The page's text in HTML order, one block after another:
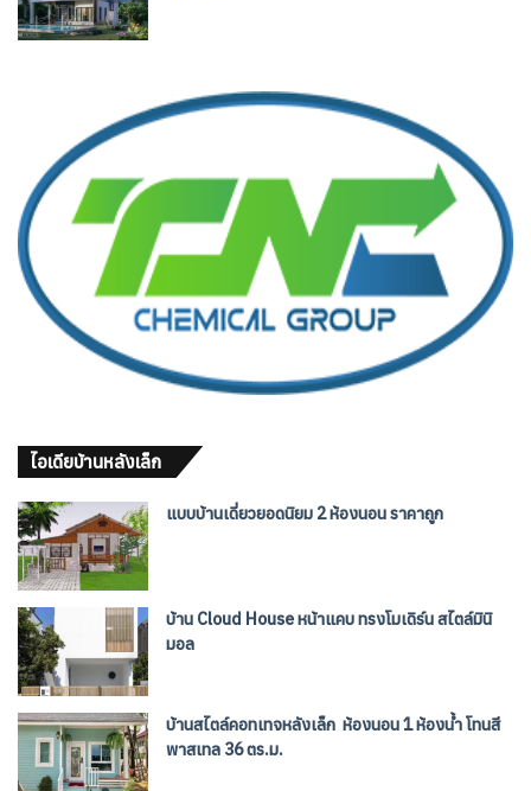
ไอเดียบ้านหลังเล็ก
แบบบ้านเดี่ยวยอดนิยม 2 ห้องนอน ราคาถูก
บ้าน Cloud House หน้าแคบ ทรงโมเดิร์น สไตล์มินิ
มอล
บ้านสไตล์คอทเทจหลังเล็ก ห้องนอน 1 ห้องน้ำ โทนสี
พาสเทล 36 ตร.ม.